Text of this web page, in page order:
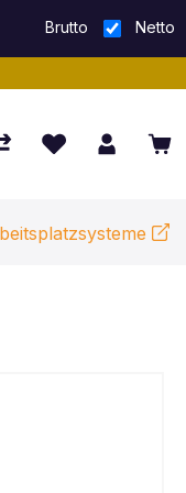
Brutto Netto